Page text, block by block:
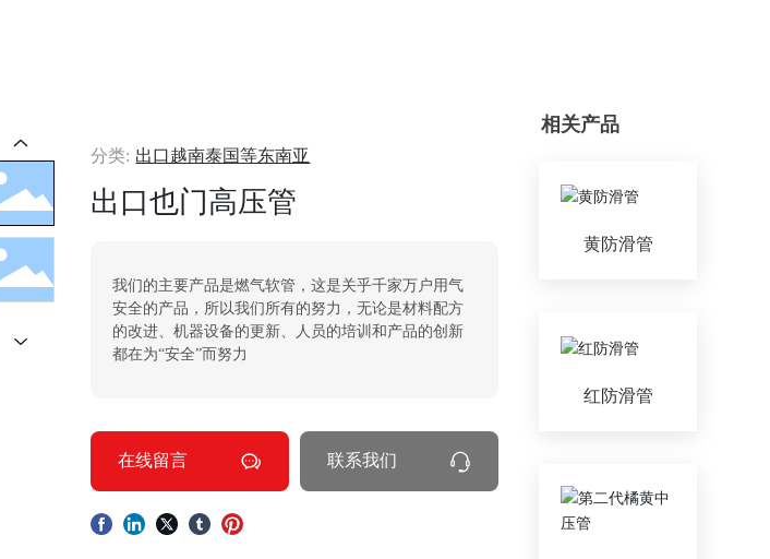
分类: 出口越南泰国等东南亚
出口也门高压管
我们的主要产品是燃气软管，这是关乎千家万户用气
安全的产品，所以我们所有的努力，无论是材料配方
的改进、机器设备的更新、人员的培训和产品的创新
都在为“安全”而努力
在线留言 联系我们
相关产品
黄防滑管
红防滑管